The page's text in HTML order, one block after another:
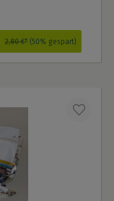
2,80 €* (50% gespart)